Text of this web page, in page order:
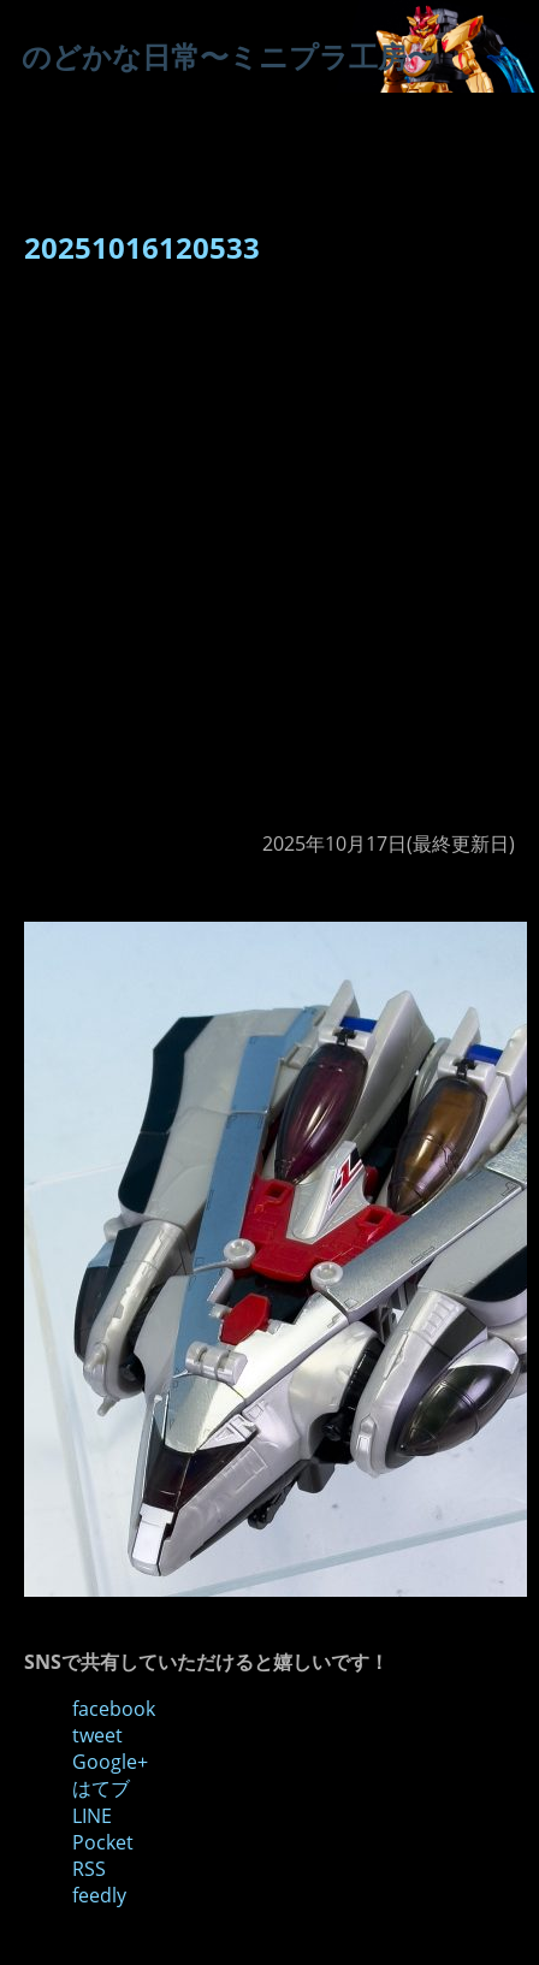
のどかな日常〜ミニプラ工房〜
20251016120533
2025年10月17日(最終更新日)
SNSで共有していただけると嬉しいです！
facebook
tweet
Google+
はてブ
LINE
Pocket
RSS
feedly